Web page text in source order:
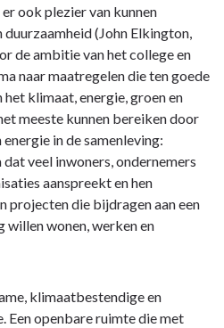
ook plezier van kunnen
duurzaamheid (John Elkington,
de ambitie van het college en
naar maatregelen die ten goede
klimaat, energie, groen en
meeste kunnen bereiken door
in de samenleving:
veel inwoners, ondernemers
aanspreekt en hen
die bijdragen aan een
willen wonen, werken en
klimaatbestendige en
openbare ruimte die met